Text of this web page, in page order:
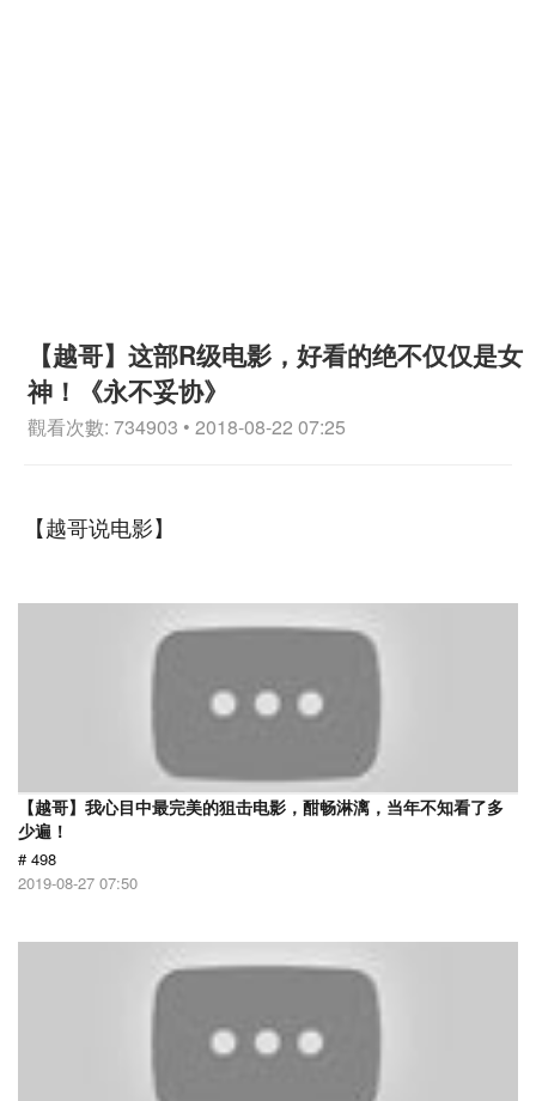
【越哥】这部R级电影，好看的绝不仅仅是女
神！《永不妥协》
觀看次數: 734903 • 2018-08-22 07:25
【越哥说电影】
【越哥】我心目中最完美的狙击电影，酣畅淋漓，当年不知看了多
少遍！
# 498
2019-08-27 07:50